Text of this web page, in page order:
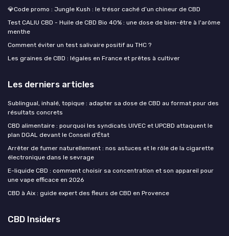
💎Code promo : Jungle Kush : le trésor caché d’un chineur de CBD
Test CALIU CBD - Huile de CBD Bio 40% : une dose de bien-être à l'arôme
menthe
Comment éviter un test salivaire positif au THC ?
Les graines de CBD : légales en France et prêtes à cultiver
Les derniers articles
Sublingual, inhalé, topique : adapter sa dose de CBD au format pour des
résultats concrets
CBD alimentaire : pourquoi les syndicats UIVEC et UPCBD attaquent le
plan DGAL devant le Conseil d'État
Arrêter de fumer naturellement : nos astuces et le rôle de la cigarette
électronique dans le sevrage
E-liquide CBD : comment choisir sa concentration et son appareil pour
une vape efficace en 2026
CBD à Aix : guide expert des fleurs de CBD en Provence
CBD Insiders